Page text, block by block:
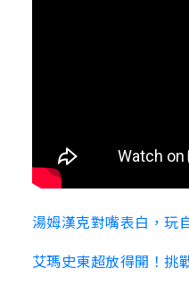
湯姆漢克對嘴表白，玩
艾瑪史東超放得開！挑